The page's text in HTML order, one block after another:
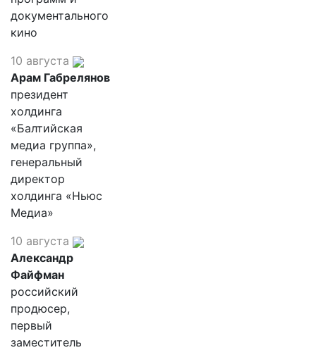
документального
кино
10 августа
Арам Габрелянов
президент
холдинга
«Балтийская
медиа группа»,
генеральный
директор
холдинга «Ньюс
Медиа»
10 августа
Александр
Файфман
российский
продюсер,
первый
заместитель